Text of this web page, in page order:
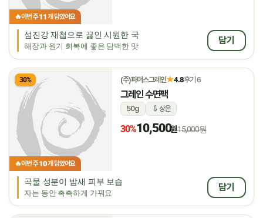
🔥이번 주11개 담았어요
섬진강 재첩으로 끓인 시원한 국
해장과 원기 회복에 좋은 담백한 맛
담기
30%
🔥이번 주10개 담았어요
(주)파머스그레인★4.8후기 6
그레인 수면팩
50g 상온
30%10,500원15,000원
곡물 성분이 밤새 피부 보습
자는 동안 촉촉하게 가꿔요
담기